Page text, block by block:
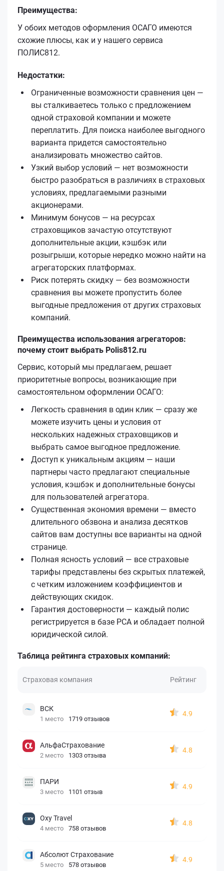
Преимущества:
У обоих методов оформления ОСАГО имеются
схожие плюсы, как и у нашего сервиса
ПОЛИС812.
Недостатки:
Ограниченные возможности сравнения цен —
вы сталкиваетесь только с предложением
одной страховой компании и можете
переплатить. Для поиска наиболее выгодного
варианта придется самостоятельно
анализировать множество сайтов.
Узкий выбор условий — нет возможности
быстро разобраться в различиях в страховых
условиях, предлагаемыми разными
акционерами.
Минимум бонусов — на ресурсах
страховщиков зачастую отсутствуют
дополнительные акции, кэшбэк или
розыгрыши, которые нередко можно найти на
агрегаторских платформах.
Риск потерять скидку — без возможности
сравнения вы можете пропустить более
выгодные предложения от других страховых
компаний.
Преимущества использования агрегаторов:
почему стоит выбрать Polis812.ru
Сервис, который мы предлагаем, решает
приоритетные вопросы, возникающие при
самостоятельном оформлении ОСАГО:
Легкость сравнения в один клик — сразу же
можете изучить цены и условия от
нескольких надежных страховщиков и
выбрать самое выгодное предложение.
Доступ к уникальным акциям — наши
партнеры часто предлагают специальные
условия, кэшбэк и дополнительные бонусы
для пользователей агрегатора.
Существенная экономия времени — вместо
длительного обзвона и анализа десятков
сайтов вам доступны все варианты на одной
странице.
Полная ясность условий — все страховые
тарифы представлены без скрытых платежей,
с четким изложением коэффициентов и
действующих скидок.
Гарантия достоверности — каждый полис
регистрируется в базе РСА и обладает полной
юридической силой.
Таблица рейтинга страховых компаний:
Страховая компания Рейтинг
ВСК
1 место 1719 отзывов
4.9
АльфаСтрахование
2 место 1303 отзыва
4.8
ПАРИ
3 место 1101 отзыв
4.9
Oxy Travel
4 место 758 отзывов
4.8
Абсолют Страхование
5 место 578 отзывов
4.9